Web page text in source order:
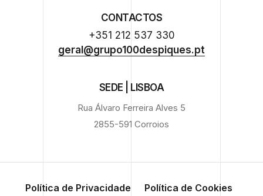
CONTACTOS
+351 212 537 330
geral@grupo100despiques.pt
SEDE | LISBOA
Rua Álvaro Ferreira Alves 5
2855-591 Corroios
Política de Privacidade
Política de Cookies